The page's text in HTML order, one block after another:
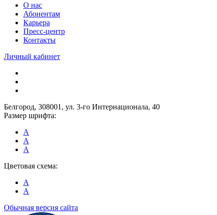
О нас
Абонентам
Карьера
Пресс-центр
Контакты
Личный кабинет
Белгород, 308001, ул. 3-го Интернационала, 40
Размер шрифта:
A
A
A
Цветовая схема:
A
A
Обычная версия сайта